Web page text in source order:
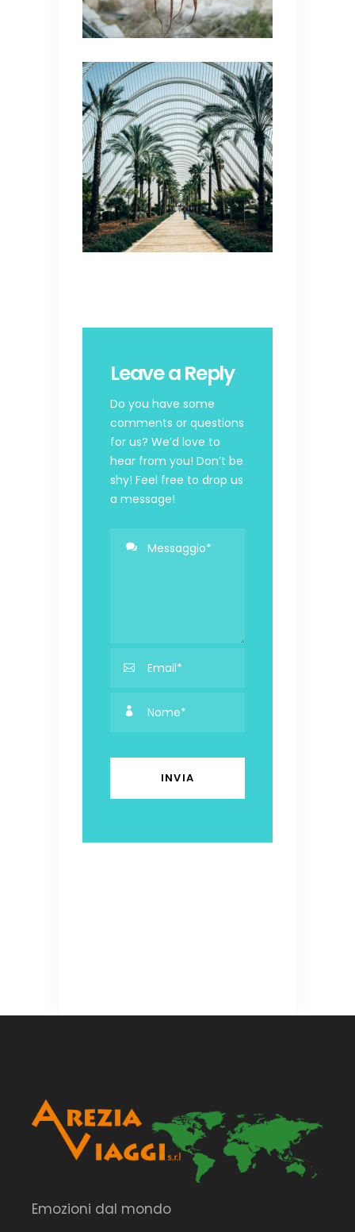
Leave a Reply
Do you have some
comments or questions
for us? We’d love to
hear from you! Don’t be
shy! Feel free to drop us
a message!
Emozioni dal mondo